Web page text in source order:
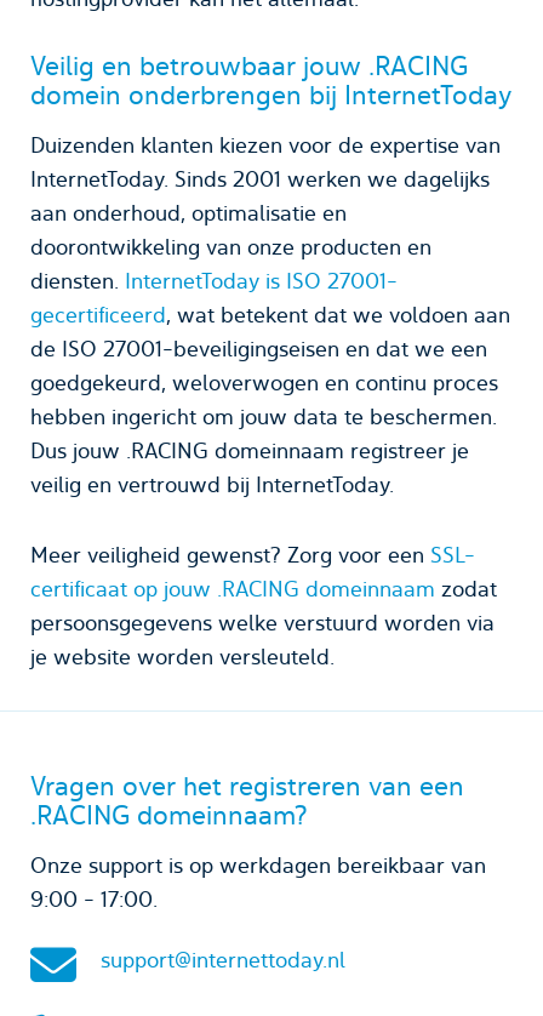
Veilig en betrouwbaar jouw .RACING
domein onderbrengen bij InternetToday
Duizenden klanten kiezen voor de expertise van
InternetToday. Sinds 2001 werken we dagelijks
aan onderhoud, optimalisatie en
doorontwikkeling van onze producten en
diensten. InternetToday is ISO 27001-
gecertificeerd, wat betekent dat we voldoen aan
de ISO 27001-beveiligingseisen en dat we een
goedgekeurd, weloverwogen en continu proces
hebben ingericht om jouw data te beschermen.
Dus jouw .RACING domeinnaam registreer je
veilig en vertrouwd bij InternetToday.
Meer veiligheid gewenst? Zorg voor een SSL-
certificaat op jouw .RACING domeinnaam zodat
persoonsgegevens welke verstuurd worden via
je website worden versleuteld.
Vragen over het registreren van een
.RACING domeinnaam?
Onze support is op werkdagen bereikbaar van
9:00 - 17:00.
support@internettoday.nl